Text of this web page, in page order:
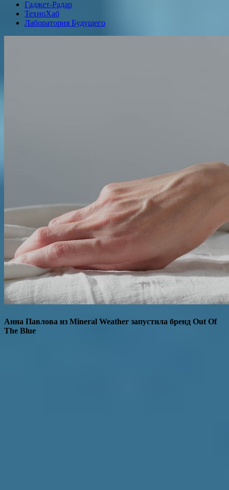
Гаджет-Радар
ТехноХаб
Лаборатория Будущего
Анна Павлова из Mineral Weather запустила бренд Out Of
The Blue